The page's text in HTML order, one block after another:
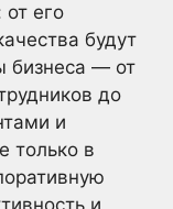
его
будут
бизнеса — от
до
и
только в